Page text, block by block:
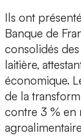
Ils ont
Banque de
consolidés
laitière,
économique.
de la
contre 3 % en